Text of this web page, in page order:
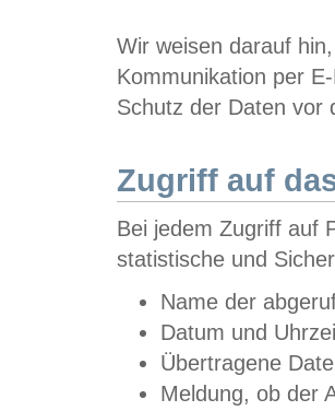
Wir weisen darauf
Kommunikation per
Schutz der Daten vor
Zugriff auf
Bei jedem Zugriff auf
statistische und
Name der
Datum und
Übertragene
Meldung, ob der